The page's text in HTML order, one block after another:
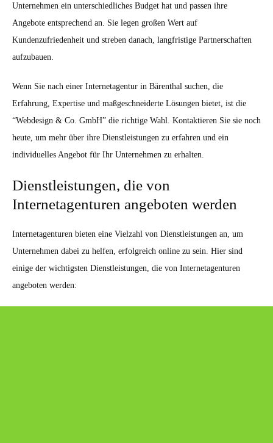
Unternehmen ein unterschiedliches Budget hat und passen ihre
Angebote entsprechend an. Sie legen großen Wert auf
Kundenzufriedenheit und streben danach, langfristige Partnerschaften
aufzubauen.
Wenn Sie nach einer Internetagentur in Bärenthal suchen, die
Erfahrung, Expertise und maßgeschneiderte Lösungen bietet, ist die
“Webdesign & Co. GmbH” die richtige Wahl. Kontaktieren Sie sie noch
heute, um mehr über ihre Dienstleistungen zu erfahren und ein
individuelles Angebot für Ihr Unternehmen zu erhalten.
Dienstleistungen, die von
Internetagenturen angeboten werden
Internetagenturen bieten eine Vielzahl von Dienstleistungen an, um
Unternehmen dabei zu helfen, erfolgreich online zu sein. Hier sind
einige der wichtigsten Dienstleistungen, die von Internetagenturen
angeboten werden: